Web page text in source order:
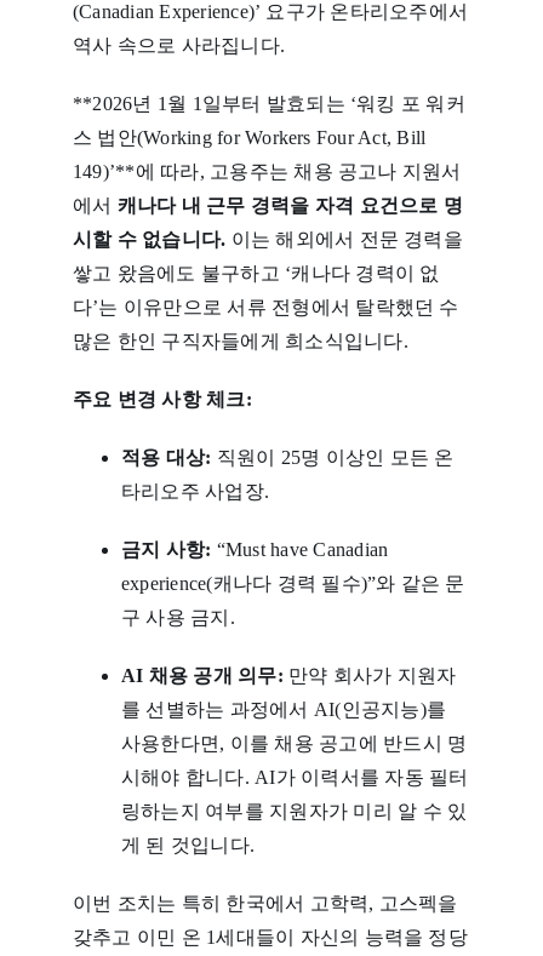
(Canadian Experience)’ 요구가 온타리오주에서
역사 속으로 사라집니다.
**2026년 1월 1일부터 발효되는 ‘워킹 포 워커
스 법안(Working for Workers Four Act, Bill
149)’**에 따라, 고용주는 채용 공고나 지원서
에서 캐나다 내 근무 경력을 자격 요건으로 명
시할 수 없습니다. 이는 해외에서 전문 경력을
쌓고 왔음에도 불구하고 ‘캐나다 경력이 없
다’는 이유만으로 서류 전형에서 탈락했던 수
많은 한인 구직자들에게 희소식입니다.
주요 변경 사항 체크:
적용 대상: 직원이 25명 이상인 모든 온
타리오주 사업장.
금지 사항: “Must have Canadian
experience(캐나다 경력 필수)”와 같은 문
구 사용 금지.
AI 채용 공개 의무: 만약 회사가 지원자
를 선별하는 과정에서 AI(인공지능)를
사용한다면, 이를 채용 공고에 반드시 명
시해야 합니다. AI가 이력서를 자동 필터
링하는지 여부를 지원자가 미리 알 수 있
게 된 것입니다.
이번 조치는 특히 한국에서 고학력, 고스펙을
갖추고 이민 온 1세대들이 자신의 능력을 정당